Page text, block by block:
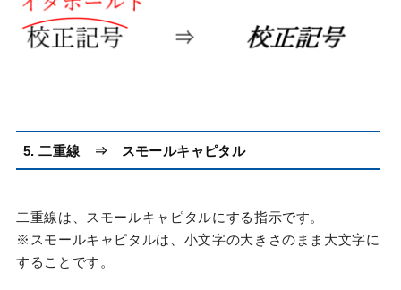
5. 二重線 ⇒ スモールキャピタル
二重線は、スモールキャピタルにする指示です。
※スモールキャピタルは、小文字の大きさのまま大文字に
することです。